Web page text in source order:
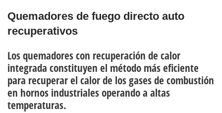
Quemadores de fuego directo auto
recuperativos
Los quemadores con recuperación de calor
integrada constituyen el método más eficiente
para recuperar el calor de los gases de combustión
en hornos industrialesoperando a altas
temperaturas.